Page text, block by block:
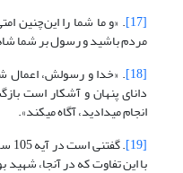
[17]
. «و ما شما را این‌چنین
مردم باشید و رسول بر شما
[18]
. «خدا و رسولش،
دانای پنهان و آشکار است
انجام می‏دادید، آگاه می‏کند».
[19]
.
با این تفاوت که در آنجا،